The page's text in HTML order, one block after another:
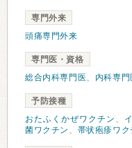
専門外来
頭痛専門外来
専門医・資格
総合内科専門医、 内科専門
予防接種
おたふくかぜワクチン 、
菌ワクチン 、 帯状疱疹ワク